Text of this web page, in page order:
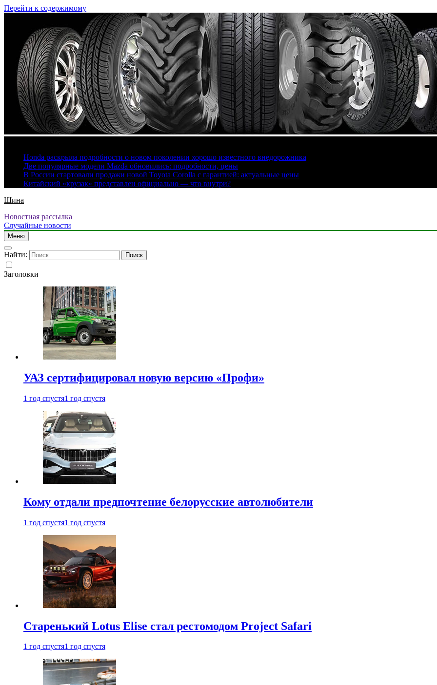
Перейти к содержимому
Honda раскрыла подробности о новом поколении хорошо известного внедорожника
Две популярные модели Mazda обновились: подробности, цены
В России стартовали продажи новой Toyota Corolla с гарантией: актуальные цены
Китайский «крузак» представлен официально — что внутри?
Шина
Новостная рассылка
Случайные новости
Меню
Найти:
Заголовки
УАЗ сертифицировал новую версию «Профи»
1 год спустя1 год спустя
Кому отдали предпочтение белорусские автолюбители
1 год спустя1 год спустя
Старенький Lotus Elise стал рестомодом Project Safari
1 год спустя1 год спустя